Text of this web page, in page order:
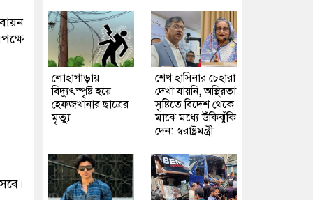
লোহাগাড়ায়
বিদ্যুৎস্পৃষ্ট হয়ে
হেফজখানার ছাত্রের
মৃত্যু
শেখ হাসিনার চেহারা
দেখা যায়নি, অস্থিরতা
সৃষ্টিতে বিদেশ থেকে
মাঝে মধ্যে উঁকিঝুঁকি
দেন: স্বরাষ্ট্রমন্ত্রী